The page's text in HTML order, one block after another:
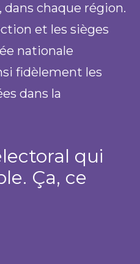
chaque région.
et les sièges
nationale
fidèlement les
dans la
qui
Ça, ce